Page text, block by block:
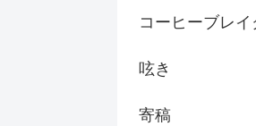
コーヒーブレイ
呟き
寄稿